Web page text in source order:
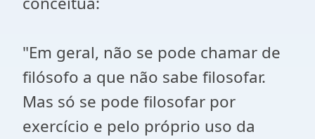
"Em geral, não se pode chamar de
filósofo a que não sabe filosofar.
Mas só se pode filosofar por
exercício e pelo próprio uso da